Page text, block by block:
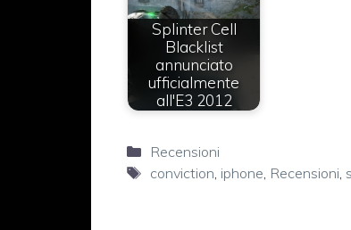
Splinter Cell
Blacklist
annunciato
ufficialmente
all'E3 2012
Categorie
Recensioni
Tag
conviction iphone Recensioni